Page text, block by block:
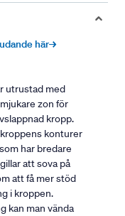
här→
utrustad med
zon för
kropp.
konturer
har bredare
att sova på
att få mer stöd
i kroppen.
kan man vända